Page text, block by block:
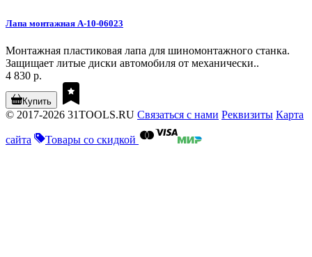
Лапа монтажная A-10-06023
Монтажная пластиковая лапа для шиномонтажного станка.
Защищает литые диски автомобиля от механически..
4 830 р.
Купить
© 2017-2026 31TOOLS.RU Связаться с нами Реквизиты Карта
сайта Товары со скидкой